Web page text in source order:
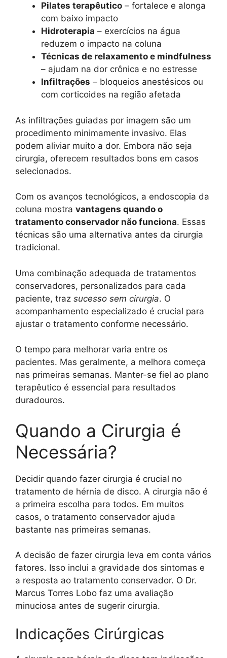
Pilates terapêutico – fortalece e alonga
com baixo impacto
Hidroterapia – exercícios na água
reduzem o impacto na coluna
Técnicas de relaxamento e mindfulness
– ajudam na dor crônica e no estresse
Infiltrações – bloqueios anestésicos ou
com corticoides na região afetada
As infiltrações guiadas por imagem são um
procedimento minimamente invasivo. Elas
podem aliviar muito a dor. Embora não seja
cirurgia, oferecem resultados bons em casos
selecionados.
Com os avanços tecnológicos, a endoscopia da
coluna mostra vantagens quando o
tratamento conservador não funciona. Essas
técnicas são uma alternativa antes da cirurgia
tradicional.
Uma combinação adequada de tratamentos
conservadores, personalizados para cada
paciente, traz sucesso sem cirurgia. O
acompanhamento especializado é crucial para
ajustar o tratamento conforme necessário.
O tempo para melhorar varia entre os
pacientes. Mas geralmente, a melhora começa
nas primeiras semanas. Manter-se fiel ao plano
terapêutico é essencial para resultados
duradouros.
Quando a Cirurgia é
Necessária?
Decidir quando fazer cirurgia é crucial no
tratamento de hérnia de disco. A cirurgia não é
a primeira escolha para todos. Em muitos
casos, o tratamento conservador ajuda
bastante nas primeiras semanas.
A decisão de fazer cirurgia leva em conta vários
fatores. Isso inclui a gravidade dos sintomas e
a resposta ao tratamento conservador. O Dr.
Marcus Torres Lobo faz uma avaliação
minuciosa antes de sugerir cirurgia.
Indicações Cirúrgicas